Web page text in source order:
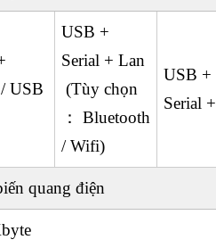
USB
USB +
Serial + Lan
(Tùy chọn
： Bluetooth
/ Wifi)
USB +
Serial
quang điện